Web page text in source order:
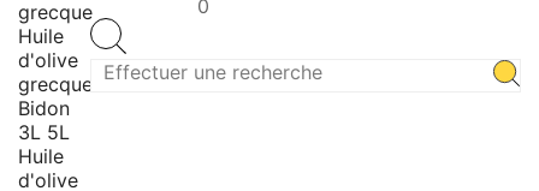
grecque
Huile
d'olive
grecque
Bidon
3L 5L
Huile
d'olive
0